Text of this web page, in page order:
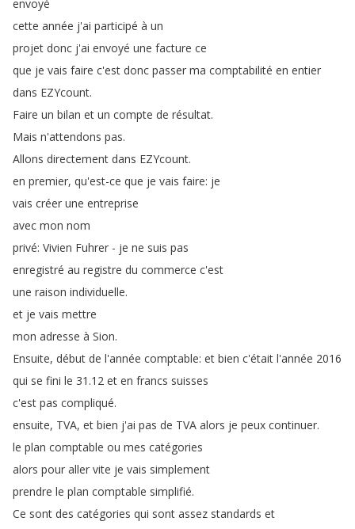
envoyé
cette année j'ai participé à un
projet donc j'ai envoyé une facture ce
que je vais faire c'est donc passer ma comptabilité en entier
dans EZYcount.
Faire un bilan et un compte de résultat.
Mais n'attendons pas.
Allons directement dans EZYcount.
en premier, qu'est-ce que je vais faire: je
vais créer une entreprise
avec mon nom
privé: Vivien Fuhrer - je ne suis pas
enregistré au registre du commerce c'est
une raison individuelle.
et je vais mettre
mon adresse à Sion.
Ensuite, début de l'année comptable: et bien c'était l'année 2016
qui se fini le 31.12 et en francs suisses
c'est pas compliqué.
ensuite, TVA, et bien j'ai pas de TVA alors je peux continuer.
le plan comptable ou mes catégories
alors pour aller vite je vais simplement
prendre le plan comptable simplifié.
Ce sont des catégories qui sont assez standards et